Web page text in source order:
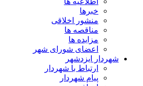
خبرها
منشور اخلاقی
مناقصه ها
مزایده ها
اعضای شورای شهر
شهردار ایزدشهر
ارتباط با شهردار
پیام شهردار